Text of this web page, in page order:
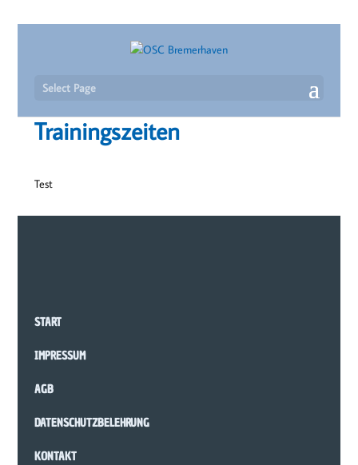
Select Page
Trainingszeiten
Test
START
IMPRESSUM
AGB
DATENSCHUTZBELEHRUNG
KONTAKT